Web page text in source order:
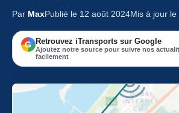
Par MaxPublié le 12 août 2024Mis à jour
G Retrouvez iTransports sur Google
Ajoutez notre source pour suivre nos
facilement